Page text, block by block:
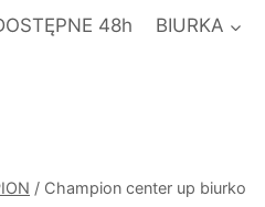
48h BIURKA
/ Champion center up biurko